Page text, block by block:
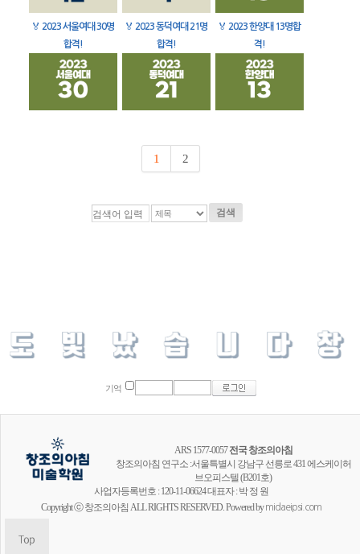
🏅 2023 서울여대 30명
합격!
🏅 2023 동덕여대 21명
합격!
🏅 2023 한양대 13명합
격!
1 2
검색
기억
ARS 1577-0057전국 창조의아침
창조의아침 연구소 :서울특별시 강남구 선릉로 431 에스케이허
브오피스텔 (B201호)
사업자등록번호 : 120-11-06624 대표자 : 박 정 원
Copyright ⓒ 창조의아침 ALL RIGHTS RESERVED. Powered bymidaeipsi.com